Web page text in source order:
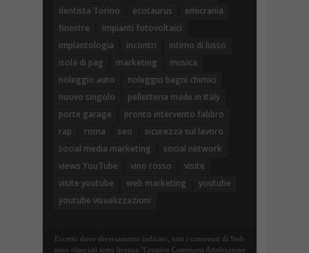
dentista Torino
ecotaurus
emicrania
finestre
impianti fotovoltaici
implantologia
incontri
intimo di lusso
isola di pag
marketing
musica
noleggio auto
noleggio bagni chimici
nuovo singolo
pelletteria made in Italy
porte garage
pronto intervento fabbro
rap
roma seo
sicurezza sul lavoro
social media marketing
social network
views YouTube
vino rosso
visite
visite youtube
web marketing
youtube
youtube visualizzazioni
Eccetto dove diversamente indicato, tutti i contenuti di Steb
sono rilasciati sotto licenza "Creative Commons Attribuzione